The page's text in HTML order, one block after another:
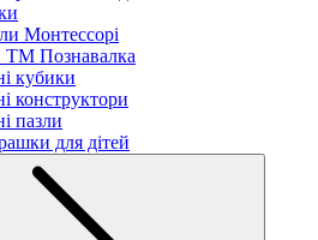
Монтессорі
ТМ Познавалка
кубики
конструктори
пазли
для дітей